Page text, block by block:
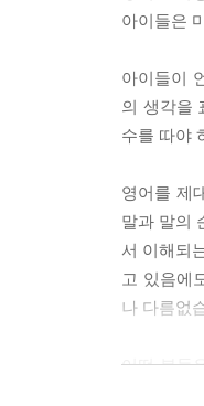
아이들은
아이들이
의 생각을
수를 따야
영어를 제
말과 말의
서 이해되
고 있음에
나 다름없
어떤 분들